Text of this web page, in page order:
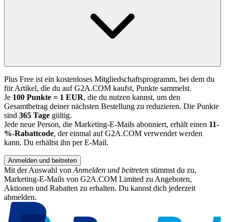
Plus Free ist ein kostenloses Mitgliedschaftsprogramm, bei dem du
für Artikel, die du auf G2A.COM kaufst, Punkte sammelst.
Je 100 Punkte = 1 EUR, die du nutzen kannst, um den
Gesamtbetrag deiner nächsten Bestellung zu reduzieren. Die Punkte
sind 365 Tage gültig.
Jede neue Person, die Marketing-E-Mails abonniert, erhält einen 11-
%-Rabattcode, der einmal auf G2A.COM verwendet werden
kann. Du erhältst ihn per E-Mail.
Anmelden und beitreten
Mit der Auswahl von Anmelden und beitreten stimmst du zu,
Marketing-E-Mails von G2A.COM Limited zu Angeboten,
Aktionen und Rabatten zu erhalten. Du kannst dich jederzeit
abmelden.